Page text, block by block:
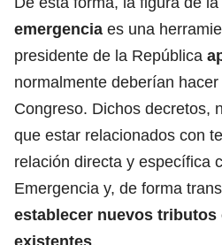
emergencia es una
presidente de la República
normalmente deberían
Congreso. Dichos decretos,
que estar relacionados con
relación directa y específica
Emergencia y, de forma
establecer nuevos
existentes.